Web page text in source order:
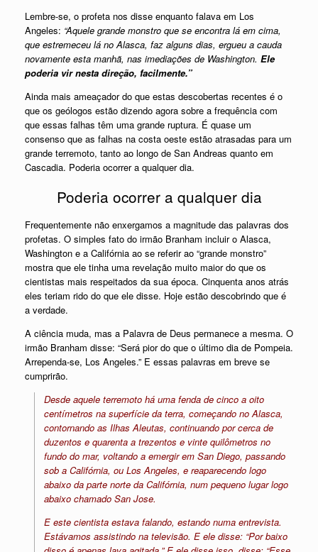
Lembre-se, o profeta nos disse enquanto falava em Los
Angeles: “Aquele grande monstro que se encontra lá em cima,
que estremeceu lá no Alasca, faz alguns dias, ergueu a cauda
novamente esta manhã, nas imediações de Washington. Ele
poderia vir nesta direção, facilmente.”
Ainda mais ameaçador do que estas descobertas recentes é o
que os geólogos estão dizendo agora sobre a frequência com
que essas falhas têm uma grande ruptura. É quase um
consenso que as falhas na costa oeste estão atrasadas para um
grande terremoto, tanto ao longo de San Andreas quanto em
Cascadia. Poderia ocorrer a qualquer dia.
Poderia ocorrer a qualquer dia
Frequentemente não enxergamos a magnitude das palavras dos
profetas. O simples fato do irmão Branham incluir o Alasca,
Washington e a Califórnia ao se referir ao “grande monstro”
mostra que ele tinha uma revelação muito maior do que os
cientistas mais respeitados da sua época. Cinquenta anos atrás
eles teriam rido do que ele disse. Hoje estão descobrindo que é
a verdade.
A ciência muda, mas a Palavra de Deus permanece a mesma. O
irmão Branham disse: “Será pior do que o último dia de Pompeia.
Arrependa-se, Los Angeles.” E essas palavras em breve se
cumprirão.
Desde aquele terremoto há uma fenda de cinco a oito
centímetros na superfície da terra, começando no Alasca,
contornando as Ilhas Aleutas, continuando por cerca de
duzentos e quarenta a trezentos e vinte quilômetros no
fundo do mar, voltando a emergir em San Diego, passando
sob a Califórnia, ou Los Angeles, e reaparecendo logo
abaixo da parte norte da Califórnia, num pequeno lugar logo
abaixo chamado San Jose.
E este cientista estava falando, estando numa entrevista.
Estávamos assistindo na televisão. E ele disse: “Por baixo